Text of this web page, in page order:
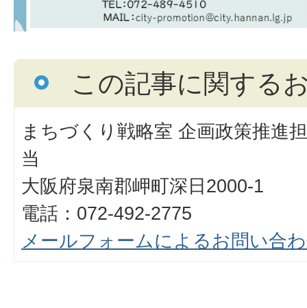
この記事に関する
まちづくり戦略室 企画政策推進
当
大阪府泉南郡岬町深日2000-1
電話：072-492-2775
メールフォームによるお問い合